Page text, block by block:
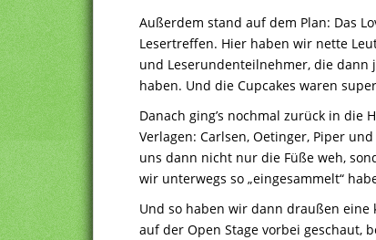
Außerdem stand auf dem Plan: Das
Lesertreffen. Hier haben wir nette
und Leserundenteilnehmer, die dann
haben. Und die Cupcakes waren
Danach ging’s nochmal zurück in die
Verlagen: Carlsen, Oetinger, Piper
uns dann nicht nur die Füße weh,
wir unterwegs so „eingesammelt“
Und so haben wir dann draußen eine
auf der Open Stage vorbei geschaut,